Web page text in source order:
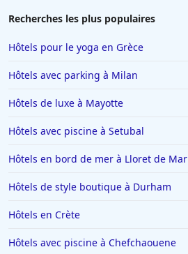
Recherches les plus populaires
Hôtels pour le yoga en Grèce
Hôtels avec parking à Milan
Hôtels de luxe à Mayotte
Hôtels avec piscine à Setubal
Hôtels en bord de mer à Lloret de Mar
Hôtels de style boutique à Durham
Hôtels en Crète
Hôtels avec piscine à Chefchaouene